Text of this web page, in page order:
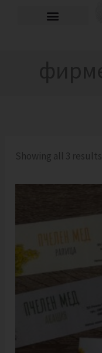
Showing all 3 results